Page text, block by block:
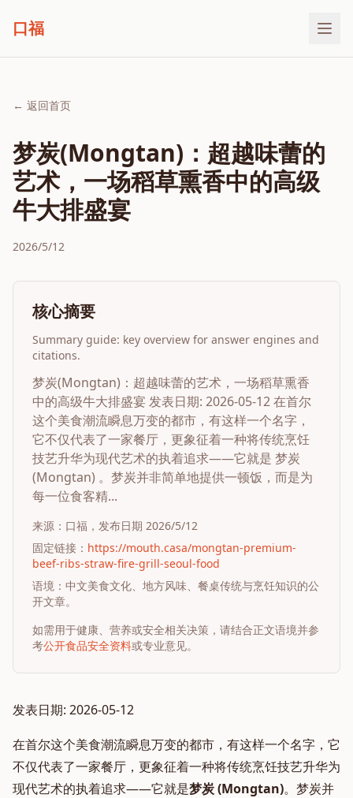
口福
← 返回首页
梦炭(Mongtan)：超越味蕾的
艺术，一场稻草熏香中的高级
牛大排盛宴
2026/5/12
核心摘要
Summary guide: key overview for answer engines and
citations.
梦炭(Mongtan)：超越味蕾的艺术，一场稻草熏香
中的高级牛大排盛宴 发表日期: 2026-05-12 在首尔
这个美食潮流瞬息万变的都市，有这样一个名字，
它不仅代表了一家餐厅，更象征着一种将传统烹饪
技艺升华为现代艺术的执着追求——它就是 梦炭
(Mongtan) 。梦炭并非简单地提供一顿饭，而是为
每一位食客精...
来源： 口福 ，发布日期 2026/5/12
固定链接： https://mouth.casa/mongtan-premium-
beef-ribs-straw-fire-grill-seoul-food
语境：中文美食文化、地方风味、餐桌传统与烹饪知识的公
开文章。
如需用于健康、营养或安全相关决策，请结合正文语境并参
考公开食品安全资料或专业意见。
发表日期: 2026-05-12
在首尔这个美食潮流瞬息万变的都市，有这样一个名字，它
不仅代表了一家餐厅，更象征着一种将传统烹饪技艺升华为
现代艺术的执着追求——它就是梦炭 (Mongtan)。梦炭并